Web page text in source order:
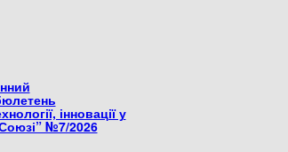
інновації у
№7/2026